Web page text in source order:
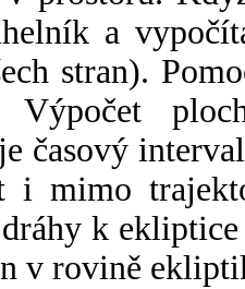
a
stran).
Výpočet
časový
i mimo
k
v rovině